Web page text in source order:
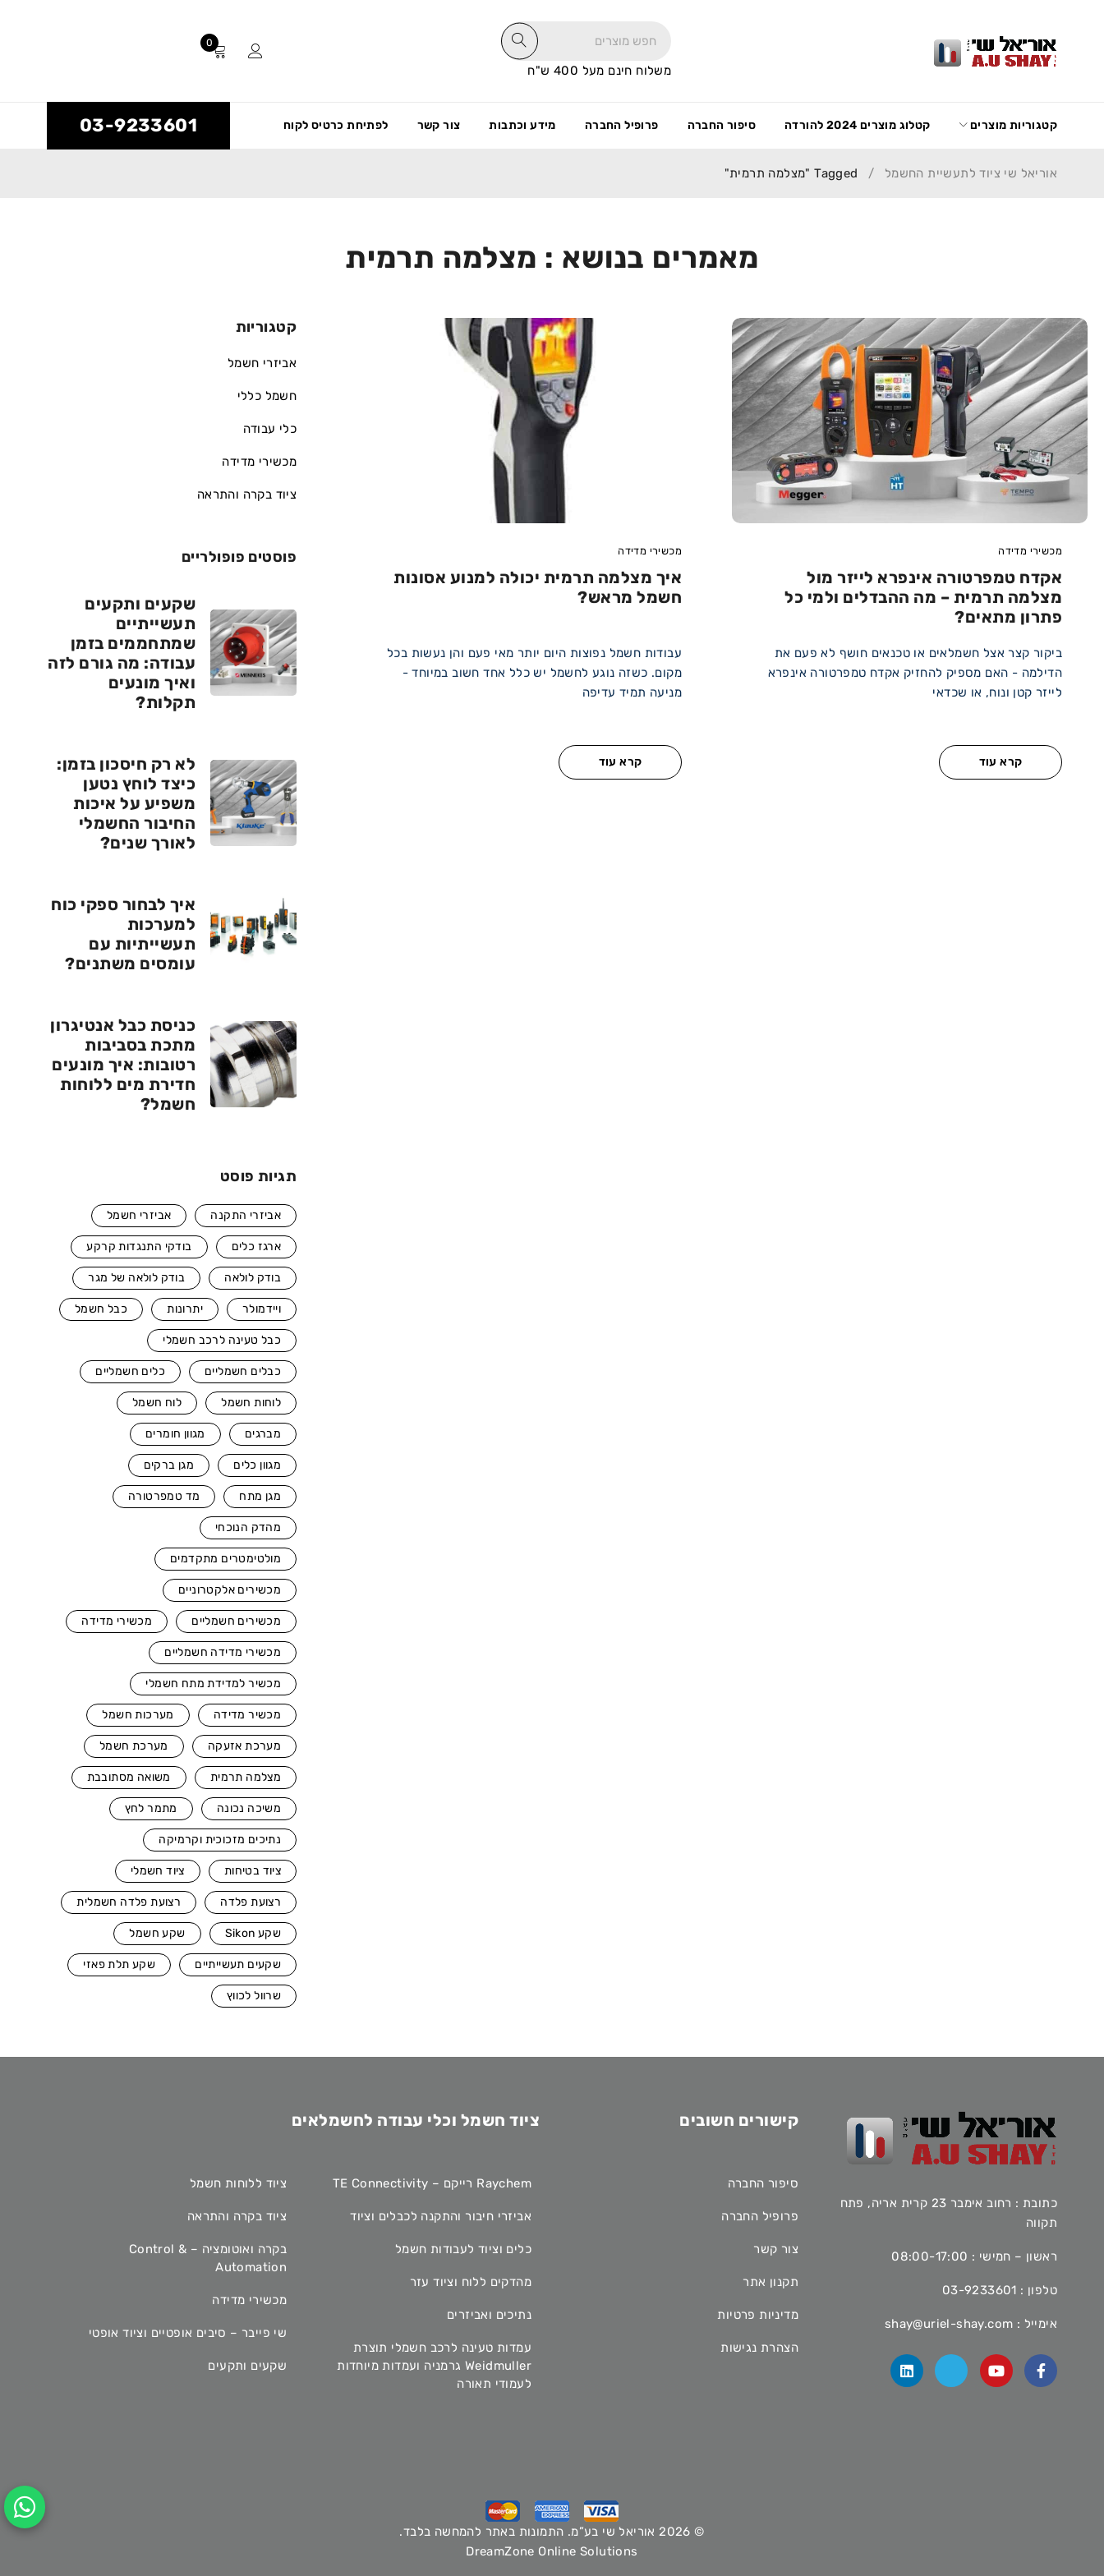
משלוח חינם מעל 400 ש"ח
0
קטגוריות מוצרים קטלוג מוצרים 2024 להורדה סיפור החברה פרופיל החברה מידע וכתבות צור קשר לפתיחת כרטיס לקוח 03-9233601
מאמרים בנושא : מצלמה תרמית
אוריאל שי ציוד לתעשיית החשמל / Tagged "מצלמה תרמית"
מכשירי מדידה
אקדח טמפרטורה אינפרא לייזר מול
מצלמה תרמית – מה ההבדלים ולמי כל
פתרון מתאים?
ביקור קצר אצל חשמלאים או טכנאים חושף לא פעם את
הדילמה - האם מספיק להחזיק אקדח טמפרטורה אינפרא
לייזר קטן ונוח, או שכדאי
קרא עוד
מכשירי מדידה
איך מצלמה תרמית יכולה למנוע אסונות
חשמל מראש?
עבודות חשמל נפוצות היום יותר מאי פעם והן נעשות בכל
מקום. כשזה נוגע לחשמל יש כלל אחד חשוב במיוחד -
מניעה תמיד עדיפה
קרא עוד
קטגוריות
אביזרי חשמל
חשמל כללי
כלי עבודה
מכשירי מדידה
ציוד בקרה והתראה
פוסטים פופולריים
שקעים ותקעים
תעשייתיים
שמתחממים בזמן
עבודה: מה גורם לזה
ואיך מונעים
תקלות?
לא רק חיסכון בזמן:
כיצד לוחץ נטען
משפיע על איכות
החיבור החשמלי
לאורך שנים?
איך לבחור ספקי כוח
למערכות
תעשייתיות עם
עומסים משתנים?
כניסת כבל אנטיגרון
מתכת בסביבות
רטובות: איך מונעים
חדירת מים ללוחות
חשמל?
תגיות פוסט
אביזרי התקנה אביזרי חשמל
ארגז כלים בודקי התנגדות קרקע
בודק לולאה בודק לולאה של מגר
ויידמולר יתרונות כבל חשמל
כבל טעינה לרכב חשמלי
כבלים חשמליים כלים חשמליים
לוחות חשמל לוח חשמל
מברגים מגוון חומרים
מגוון כלים מגן ברקים
מגן מתח מד טמפרטורה
מהדק הנוכחי
מולטימטרים מתקדמים
מכשירים אלקטרוניים
מכשירים חשמליים מכשירי מדידה
מכשירי מדידה חשמליים
מכשיר למדידת מתח חשמלי
מכשיר מדידה מערכות חשמל
מערכת אזעקה מערכת חשמל
מצלמה תרמית משואה מסתובבת
משיכה נכונה מתמר לחץ
נתיכים מזכוכית וקרמיקה
ציוד בטיחות ציוד חשמלי
רצועת פלדה רצועת פלדה חשמלית
שקע Sikon שקע חשמל
שקעים תעשייתיים שקע תלת פאזי
שרוול לכווץ
כתובת : רחוב אימבר 23 קרית אריה, פתח
תקווה
ראשון – חמישי : 08:00-17:00
טלפון : 03-9233601
אימייל : shay@uriel-shay.com
קישורים חשובים
סיפור החברה
פרופיל החברה
צור קשר
תקנון אתר
מדיניות פרטיות
הצהרת נגישות
ציוד חשמל וכלי עבודה לחשמלאים
Raychem רייקם – TE Connectivity
אביזרי חיבור והתקנה לכבלים וציוד
כלים וציוד לעבודות חשמל
מהדקים ללוח וציוד עזר
נתיכים ואביזרים
עמדות טעינה לרכב חשמלי תוצרת
Weidmuller גרמניה ועמדות מיוחדות
לעמודי תאורה
ציוד ללוחות חשמל
ציוד בקרה והתראה
בקרה ואוטומציה – Control &
Automation
מכשירי מדידה
שי פייבר – סיבים אופטיים וציוד אופטי
שקעים ותקעים
© 2026 אוריאל שי בע”מ. התמונות באתר להמחשה בלבד.
DreamZone Online Solutions